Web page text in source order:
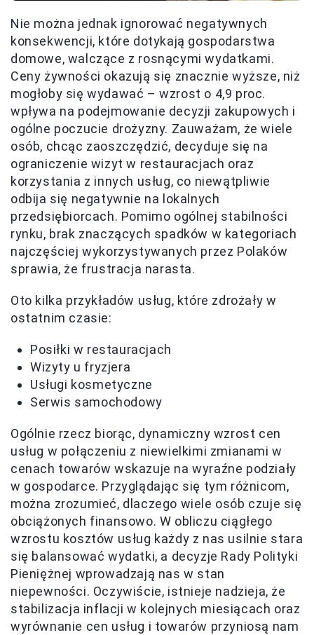
Nie można jednak ignorować negatywnych
konsekwencji, które dotykają gospodarstwa
domowe, walczące z rosnącymi wydatkami.
Ceny żywności okazują się znacznie wyższe, niż
mogłoby się wydawać – wzrost o 4,9 proc.
wpływa na podejmowanie decyzji zakupowych i
ogólne poczucie drożyzny. Zauważam, że wiele
osób, chcąc zaoszczędzić, decyduje się na
ograniczenie wizyt w restauracjach oraz
korzystania z innych usług, co niewątpliwie
odbija się negatywnie na lokalnych
przedsiębiorcach. Pomimo ogólnej stabilności
rynku, brak znaczących spadków w kategoriach
najczęściej wykorzystywanych przez Polaków
sprawia, że frustracja narasta.
Oto kilka przykładów usług, które zdrożały w
ostatnim czasie:
Posiłki w restauracjach
Wizyty u fryzjera
Usługi kosmetyczne
Serwis samochodowy
Ogólnie rzecz biorąc, dynamiczny wzrost cen
usług w połączeniu z niewielkimi zmianami w
cenach towarów wskazuje na wyraźne podziały
w gospodarce. Przyglądając się tym różnicom,
można zrozumieć, dlaczego wiele osób czuje się
obciążonych finansowo. W obliczu ciągłego
wzrostu kosztów usług każdy z nas usilnie stara
się balansować wydatki, a decyzje Rady Polityki
Pieniężnej wprowadzają nas w stan
niepewności. Oczywiście, istnieje nadzieja, że
stabilizacja inflacji w kolejnych miesiącach oraz
wyrównanie cen usług i towarów przyniosą nam